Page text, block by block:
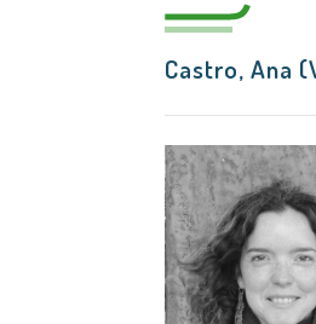
Castro, Ana